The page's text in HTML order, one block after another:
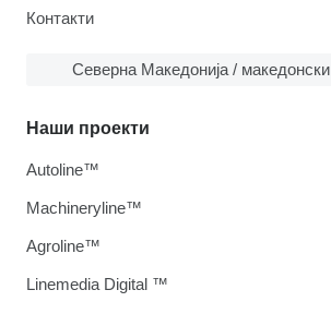
Контакти
Северна Македонија / македонски
Наши проекти
Autoline™
Machineryline™
Agroline™
Linemedia Digital ™